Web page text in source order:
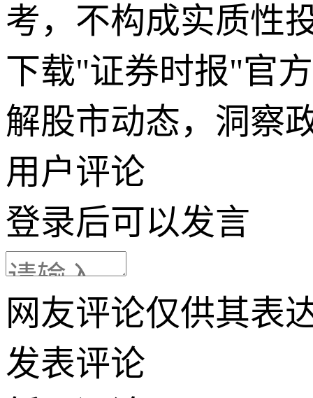
考，不构成实质性
下载"证券时报"官
解股市动态，洞察
用户评论
登录后可以发言
网友评论仅供其表
发表评论